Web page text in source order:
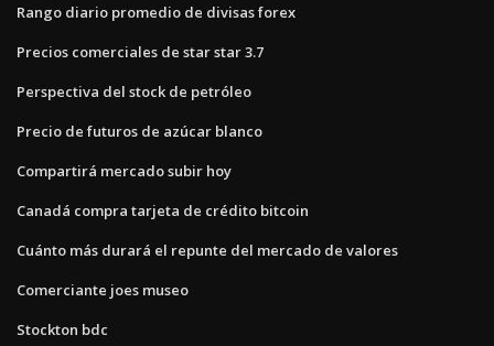
Rango diario promedio de divisas forex
Precios comerciales de star star 3.7
Perspectiva del stock de petróleo
Precio de futuros de azúcar blanco
Compartirá mercado subir hoy
Canadá compra tarjeta de crédito bitcoin
Cuánto más durará el repunte del mercado de valores
Comerciante joes museo
Stockton bdc